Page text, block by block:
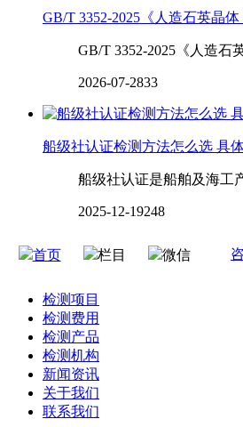
GB/T 3352-2025《人造石英晶
GB/T 3352-2025《人造石英
2026-07-2833
船级社认证检测方法怎么选 具
船级社认证是船舶及海工
2025-12-19248
首页 栏目 微信
检测项目
检测费用
检测产品
检测机构
新闻资讯
关于我们
联系我们